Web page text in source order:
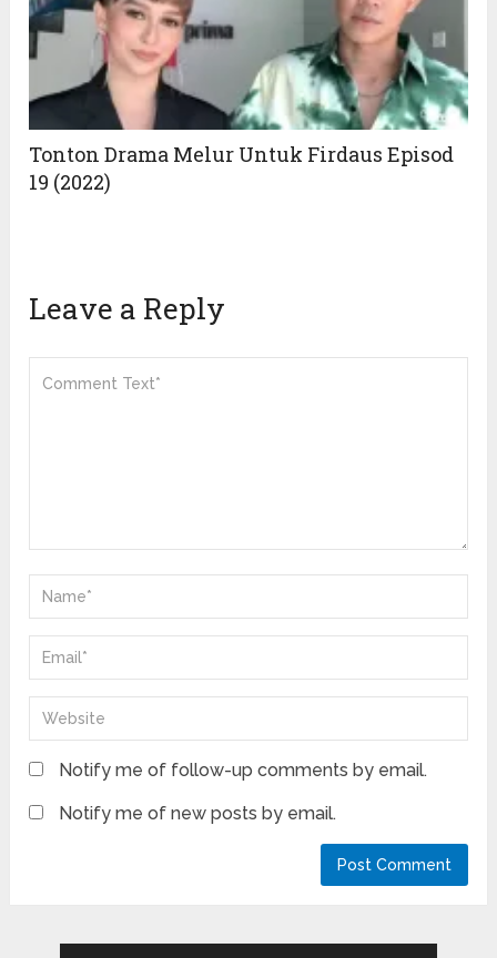
Tonton Drama Melur Untuk Firdaus Episod
19 (2022)
Leave a Reply
Notify me of follow-up comments by email.
Notify me of new posts by email.